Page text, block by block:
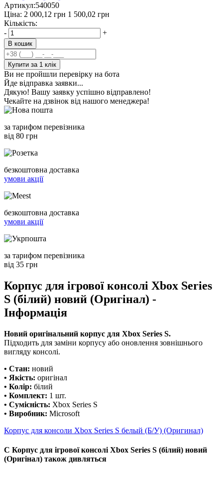
Артикул:540050
Ціна: 2 000,12 грн 1 500,02 грн
Кількість:
-
+
В кошик
Купити за 1 клiк
Ви не пройшли перевірку на бота
Йде відправка заявки...
Дякую! Вашу заявку успішно відправлено!
Чекайте на дзвінок від нашого менеджера!
за тарифом перевізника
від 80 грн
безкоштовна доставка
умови акції
безкоштовна доставка
умови акції
за тарифом перевізника
від 35 грн
Корпус для ігрової консолі Xbox Series
S (білий) новий (Оригінал) -
Інформація
Новий оригінальний корпус для Xbox Series S.
Підходить для заміни корпусу або оновлення зовнішнього
вигляду консолі.
• Стан: новий
• Якість: оригінал
• Колір: білий
• Комплект: 1 шт.
• Сумісність: Xbox Series S
• Виробник: Microsoft
Корпус для консоли Xbox Series S белый (Б/У) (Оригинал)
С Корпус для ігрової консолі Xbox Series S (білий) новий
(Оригінал) також дивляться